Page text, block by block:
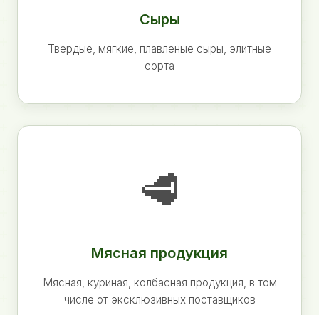
Сыры
Твердые, мягкие, плавленые сыры, элитные
сорта
🥩
Мясная продукция
Мясная, куриная, колбасная продукция, в том
числе от эксклюзивных поставщиков